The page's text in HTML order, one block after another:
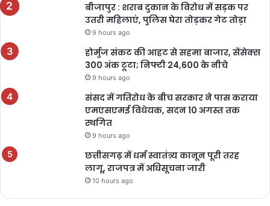
बीजापुर : शराब दुकान के विरोध में सड़क पर
उतरी महिलाएं, पुलिस घेरा तोड़कर गेट तोड़ा
9 hours ago
होर्मुज संकट की आहट से सहमा बाजार, सेंसेक्स
300 अंक टूटा; निफ्टी 24,600 के नीचे
9 hours ago
संसद में गतिरोध के बीच सरकार ने पास कराया
एमएसएमई विधेयक, सदन 10 अगस्त तक
स्थगित
9 hours ago
छत्तीसगढ़ में धर्म स्वातंत्र्य कानून पूरी तरह
लागू, राजपत्र में अधिसूचना जारी
10 hours ago